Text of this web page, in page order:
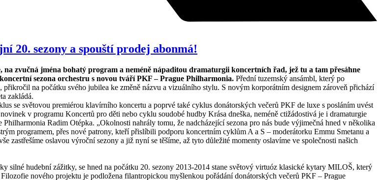
20. sezony a spouští prodej abonmá!
zvučná jména bohatý program a neméně nápaditou dramaturgii koncertních řad, jež tu a tam přesáhne
sezona orchestru s novou tváří PKF – Prague Philharmonia. Přední tuzemský ansámbl, který po
na počátku svého jubilea ke změně názvu a vizuálního stylu. S novým korporátním designem zároveň přichází
zakládá.
se světovou premiérou klavírního koncertu a poprvé také cyklus donátorských večerů PKF de luxe s posláním uvést
v programu Koncertů pro děti nebo cyklu soudobé hudby Krása dneška, neméně ctižádostivá je i dramaturgie
Radim Otépka. „Okolnosti nahrály tomu, že nadcházející sezona pro nás bude výjimečná hned v několika
programem, přes nové patrony, kteří přislíbili podporu koncertním cyklům A a S – moderátorku Emmu Smetanu a
zastřešíme oslavou výroční sezony a již nyní se těšíme, až tyto důležité momenty oslavíme ve společnosti našich
silné hudební zážitky, se hned na počátku 20. sezony 2013-2014 stane světový virtuóz klasické kytary MILOŠ, který
nového projektu je podložena filantropickou myšlenkou pořádání donátorských večerů PKF – Prague